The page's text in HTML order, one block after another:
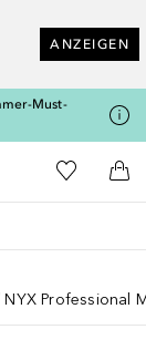
ANZEIGEN
Must-
Startseite
Zu Meiner
NYX Professional